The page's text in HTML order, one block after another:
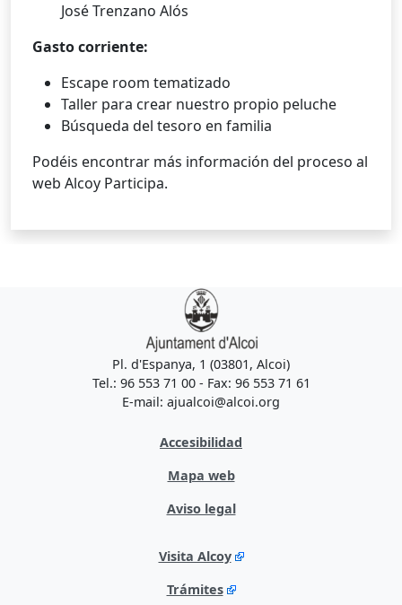
José Trenzano Alós
Gasto corriente:
Escape room tematizado
Taller para crear nuestro propio peluche
Búsqueda del tesoro en familia
Podéis encontrar más información del proceso al
web Alcoy Participa.
Pl. d'Espanya, 1 (03801, Alcoi)
Tel.: 96 553 71 00 - Fax: 96 553 71 61
E-mail: ajualcoi@alcoi.org
Accesibilidad
Mapa web
Aviso legal
Visita Alcoy
Trámites